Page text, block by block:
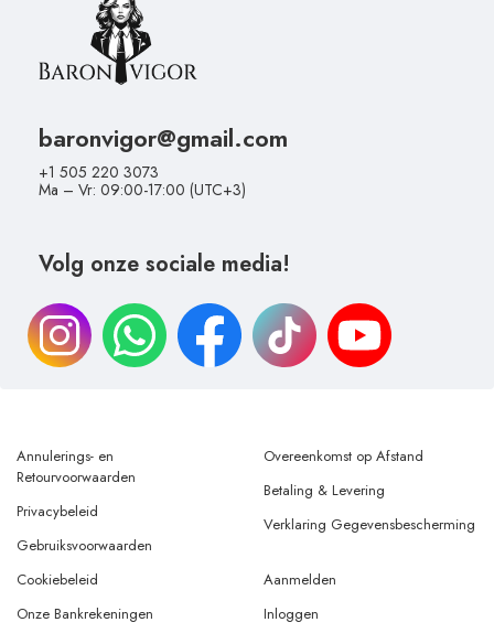
baronvigor@gmail.com
+1 505 220 3073
Ma – Vr: 09:00-17:00 (UTC+3)
Volg onze sociale media!
Annulerings- en
Retourvoorwaarden
Privacybeleid
Gebruiksvoorwaarden
Overeenkomst op Afstand
Betaling & Levering
Verklaring Gegevensbescherming
Cookiebeleid
Onze Bankrekeningen
Aanmelden
Inloggen